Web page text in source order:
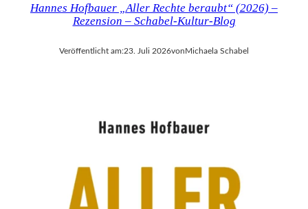
Hannes Hofbauer „Aller Rechte beraubt“ (2026) –
Rezension – Schabel-Kultur-Blog
Veröffentlicht am:23. Juli 2026vonMichaela Schabel